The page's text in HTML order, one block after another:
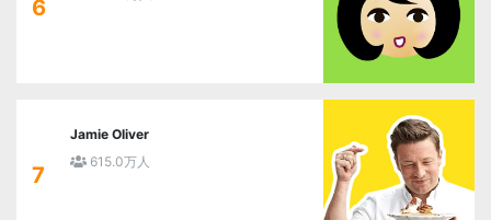
6
7
Jamie Oliver
615.0万人